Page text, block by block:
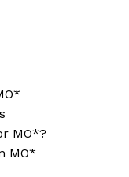
MO*?
MO*